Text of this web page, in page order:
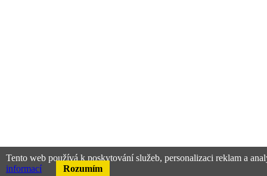
Tento web používá k poskytování služeb, personalizaci reklam a
informací
Rozumím